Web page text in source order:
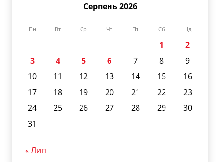
Серпень 2026
Пн Вт Ср Чт Пт Сб Нд
1
2
3
4 5 6 7 8
9
10
11 12 13 14 15
16
17
18 19 20 21 22
23
24
25 26 27 28 29
30
31
« Лип